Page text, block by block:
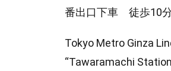
番出口下車 徒歩10
Tokyo Metro Ginza
“Tawaramachi